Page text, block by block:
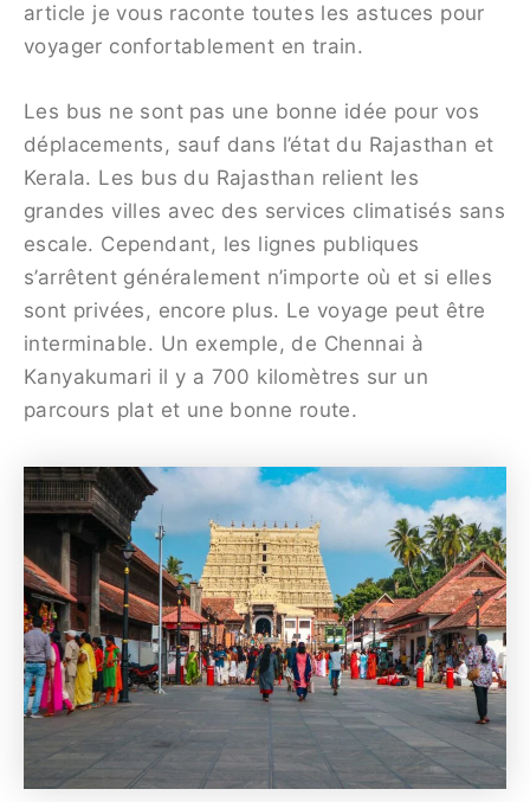
article je vous raconte toutes les astuces pour
voyager confortablement en train.
Les bus ne sont pas une bonne idée pour vos
déplacements, sauf dans l’état du Rajasthan et
Kerala. Les bus du Rajasthan relient les
grandes villes avec des services climatisés sans
escale. Cependant, les lignes publiques
s’arrêtent généralement n’importe où et si elles
sont privées, encore plus. Le voyage peut être
interminable. Un exemple, de Chennai à
Kanyakumari il y a 700 kilomètres sur un
parcours plat et une bonne route.